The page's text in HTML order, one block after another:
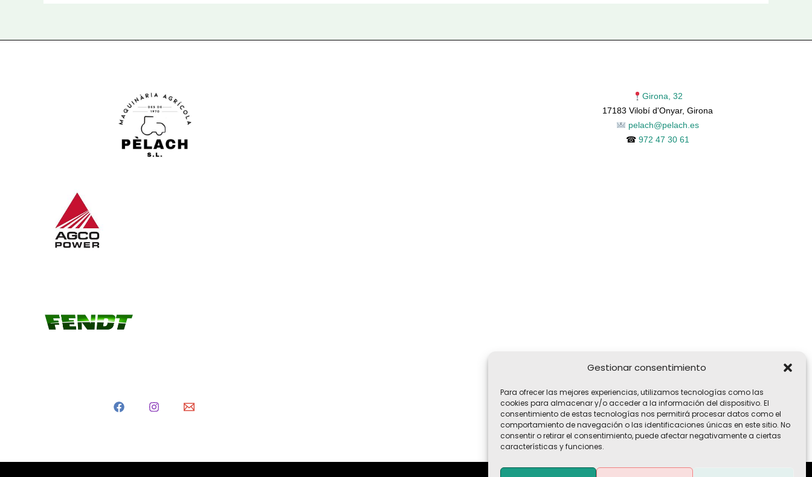
Gestionar consentimiento
Para ofrecer las mejores experiencias, utilizamos tecnologías como las
cookies para almacenar y/o acceder a la información del dispositivo. El
consentimiento de estas tecnologías nos permitirá procesar datos como el
comportamiento de navegación o las identificaciones únicas en este sitio. No
consentir o retirar el consentimiento, puede afectar negativamente a ciertas
características y funciones.
Girona, 32
17183 Vilobí d'Onyar, Girona
pelach@pelach.es
☎972 47 30 61